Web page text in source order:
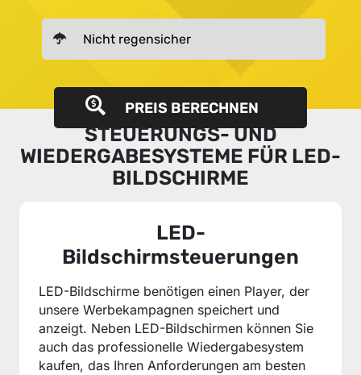
PREIS BERECHNEN
STEUERUNGS- UND
WIEDERGABESYSTEME FÜR LED-
BILDSCHIRME
LED-
Bildschirmsteuerungen
LED-Bildschirme benötigen einen Player, der
unsere Werbekampagnen speichert und
anzeigt. Neben LED-Bildschirmen können Sie
auch das professionelle Wiedergabesystem
kaufen, das Ihren Anforderungen am besten